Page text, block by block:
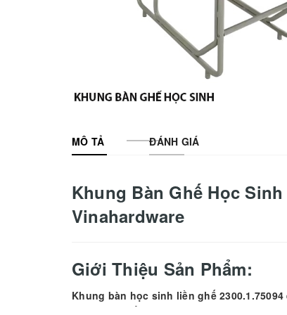
MÔ TẢ ĐÁNH GIÁ
Khung Bàn Ghế Học Sinh
Vinahardware
Giới Thiệu Sản Phẩm:
Khung bàn học sinh liền ghế 2300.1.75094